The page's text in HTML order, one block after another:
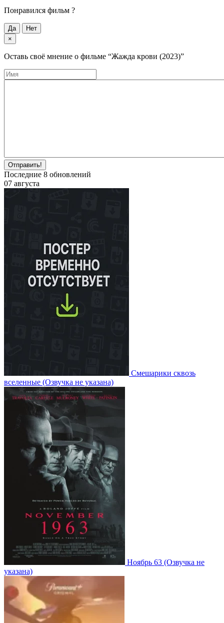
Понравился фильм ?
Да
Нет
×
Оставь своё мнение о фильме “Жажда крови (2023)”
Отправить!
Последние 8 обновлений
07 августа
Смешарики сквозь
вселенные (Озвучка не указана)
Ноябрь 63 (Озвучка не
указана)